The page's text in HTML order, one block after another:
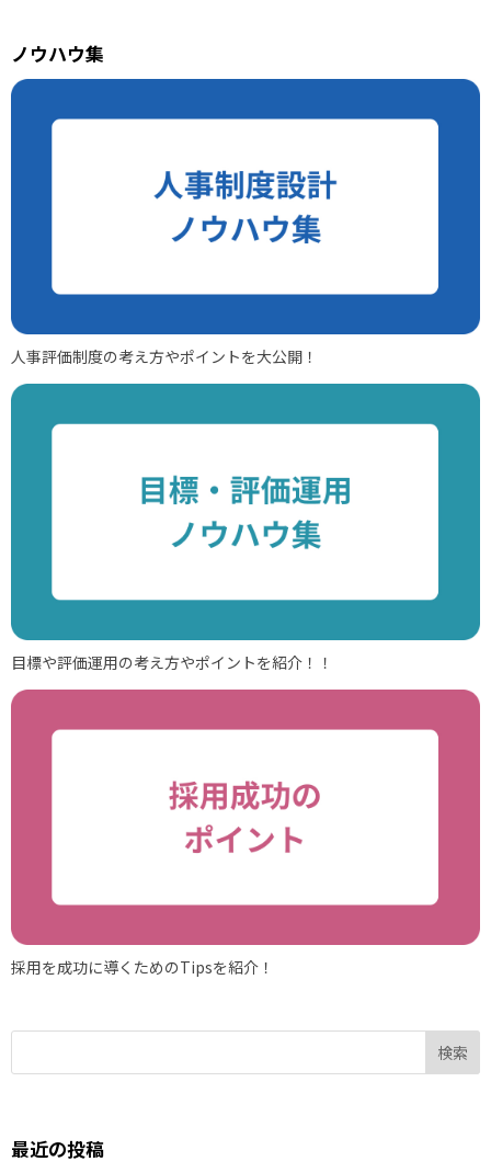
ノウハウ集
人事評価制度の考え方やポイントを大公開！
目標や評価運用の考え方やポイントを紹介！！
採用を成功に導くためのTipsを紹介！
検索
最近の投稿